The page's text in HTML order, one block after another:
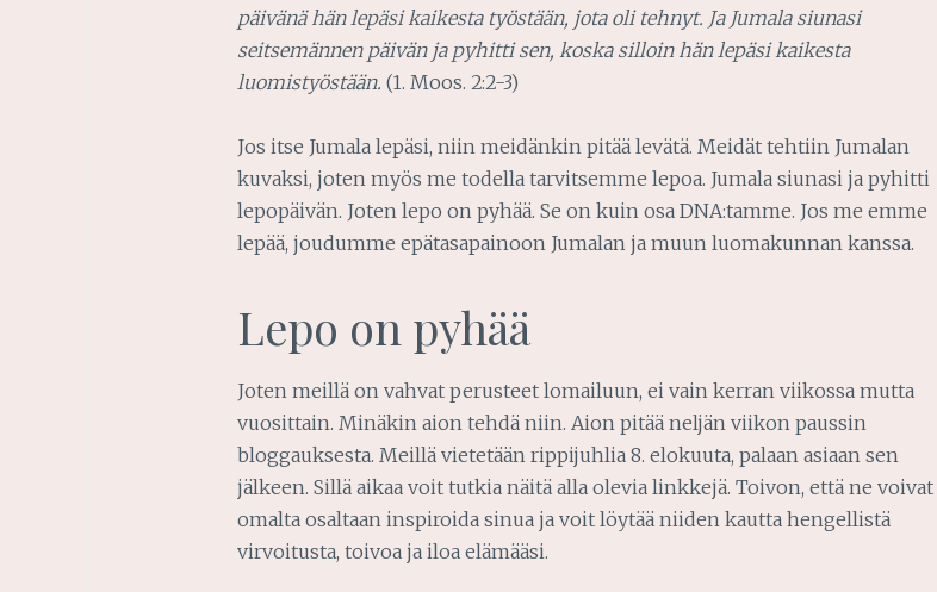
päivänä hän lepäsi kaikesta työstään, jota oli tehnyt. Ja Jumala siunasi
seitsemännen päivän ja pyhitti sen, koska silloin hän lepäsi kaikesta
luomistyöstään. (1. Moos. 2:2-3)
Jos itse Jumala lepäsi, niin meidänkin pitää levätä. Meidät tehtiin Jumalan
kuvaksi, joten myös me todella tarvitsemme lepoa. Jumala siunasi ja pyhitti
lepopäivän. Joten lepo on pyhää. Se on kuin osa DNA:tamme. Jos me emme
lepää, joudumme epätasapainoon Jumalan ja muun luomakunnan kanssa.
Lepo on pyhää
Joten meillä on vahvat perusteet lomailuun, ei vain kerran viikossa mutta
vuosittain. Minäkin aion tehdä niin. Aion pitää neljän viikon paussin
bloggauksesta. Meillä vietetään rippijuhlia 8. elokuuta, palaan asiaan sen
jälkeen. Sillä aikaa voit tutkia näitä alla olevia linkkejä. Toivon, että ne voivat
omalta osaltaan inspiroida sinua ja voit löytää niiden kautta hengellistä
virvoitusta, toivoa ja iloa elämääsi.